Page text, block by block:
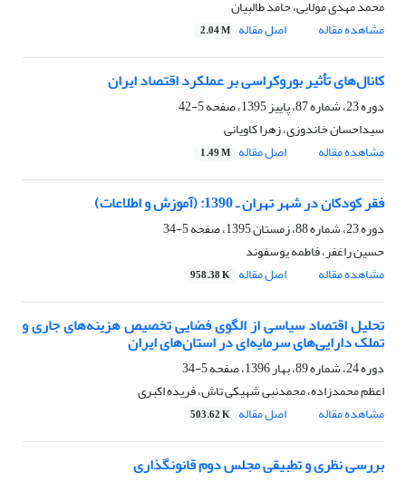
محمد مهدی مولایی، حامد طالبیان
مشاهده مقاله
اصل مقاله 2.04 M
کانال‌های تأثیر بوروکراسی بر عملکرد اقتصاد ایران
دوره 23، شماره 87، پاییز 1395، صفحه
5-42
سیداحسان خاندوزی، زهرا کاویانی
مشاهده مقاله
اصل مقاله 1.49 M
فقر کودکان در شهر تهران ـ 1390: (آموزش و اطلاعات)
دوره 23، شماره 88، زمستان 1395، صفحه
5-34
حسین راغفر، فاطمه یوسفوند
مشاهده مقاله
اصل مقاله 958.38 K
تحلیل اقتصاد سیاسی از الگوی فضایی تخصیص هزینه‌های جاری و
تملک دارایی‌های سرمایه‌ای در استان‌های ایران
دوره 24، شماره 89، بهار 1396، صفحه
5-34
اعظم محمدزاده، محمدنبی شهیکی تاش، فریده اکبری
مشاهده مقاله
اصل مقاله 503.62 K
بررسی نظری و تطبیقی مجلس دوم قانونگذاری